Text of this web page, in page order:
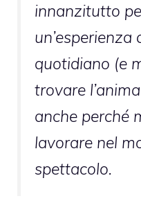
innanzitutto
un’esperienza
quotidiano (e
trovare
anche perché
lavorare nel
spettacolo.